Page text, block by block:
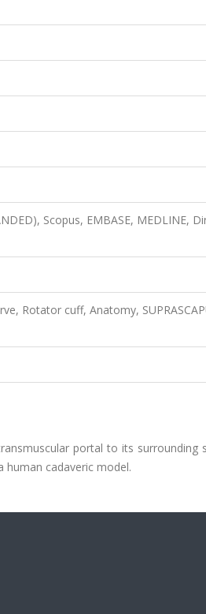
Scopus, EMBASE, MEDLINE,
Rotator cuff, Anatomy,
portal to its surrounding
cadaveric model.